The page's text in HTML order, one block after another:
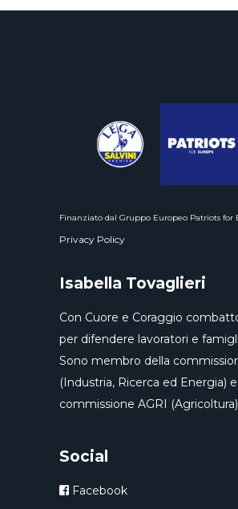
Finanziato dal Gruppo Europeo Patriots for
Privacy Policy
Isabella Tovaglieri
Con Cuore e Coraggio
per difendere lavoratori e
Sono membro della
(Industria, Ricerca ed Energia)
commissione AGRI
Social
Facebook